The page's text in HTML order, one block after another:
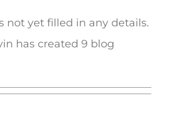
not yet filled in any details.
has created 9 blog